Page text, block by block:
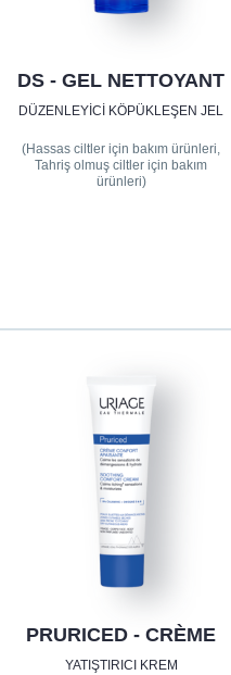
DS - GEL NETTOYANT
DÜZENLEYICI KÖPÜKLEŞEN JEL
(Hassas ciltler için bakım ürünleri,
Tahriş olmuş ciltler için bakım
ürünleri)
PRURICED - CRÈME
YATIŞTIRICI KREM